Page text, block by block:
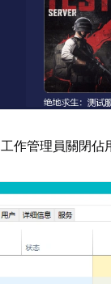
作管理員關閉佔